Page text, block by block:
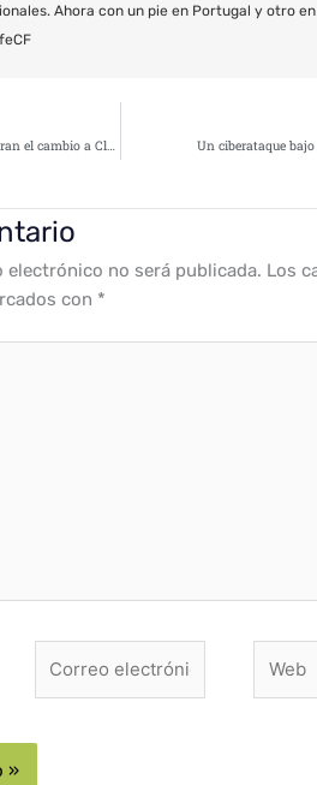
Ahora con un pie en Portugal y otro
Crecen las empresas que consideran el cambio a Cloud Security un ahorro Un ciberataque
electrónico no será publicada. Los
con *
electrónico*